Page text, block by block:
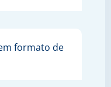
formato de